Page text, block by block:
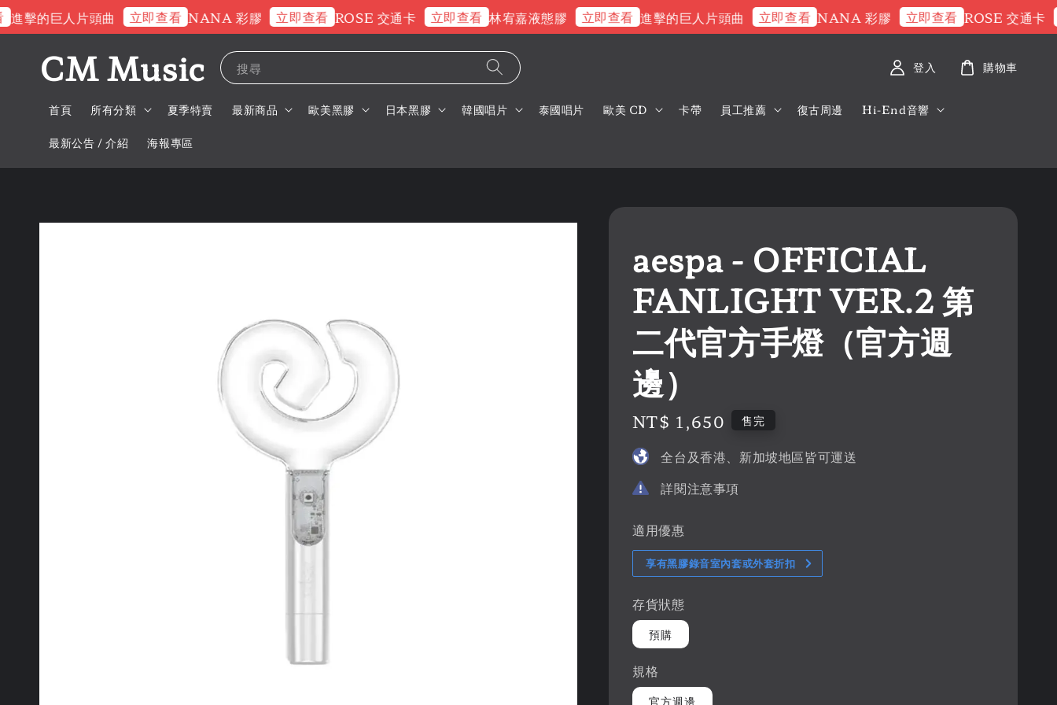
的巨人片頭曲 立即查看 NANA 彩膠 立即查看 ROSE 交通卡 立即查看 林宥嘉液態膠 立即查看 進擊的巨人片頭曲 立即查看 NANA 彩膠 立即查看 ROSE 交通卡 立
CM Music 搜尋
首頁 所有分類 夏季特賣 最新商品 歐美黑膠 日本黑膠 韓國唱片 泰國唱片 歐美 CD 卡帶 員工推薦 復古周邊 Hi-End音響
最新公告 / 介紹 海報專區
登入 購物車
aespa - OFFICIAL
FANLIGHT VER.2 第
二代官方手燈（官方週
邊）
Regular
price
NT$ 1,650 售完
全台及香港、新加坡地區皆可運送
詳閱注意事項
適用優惠
享有黑膠錄音室內套或外套折扣
存貨狀態
預購
規格
官方週邊